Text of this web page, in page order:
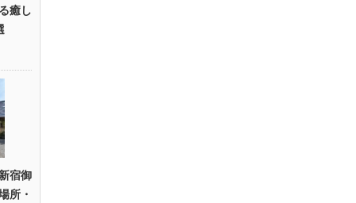
癒し
宿御
所・